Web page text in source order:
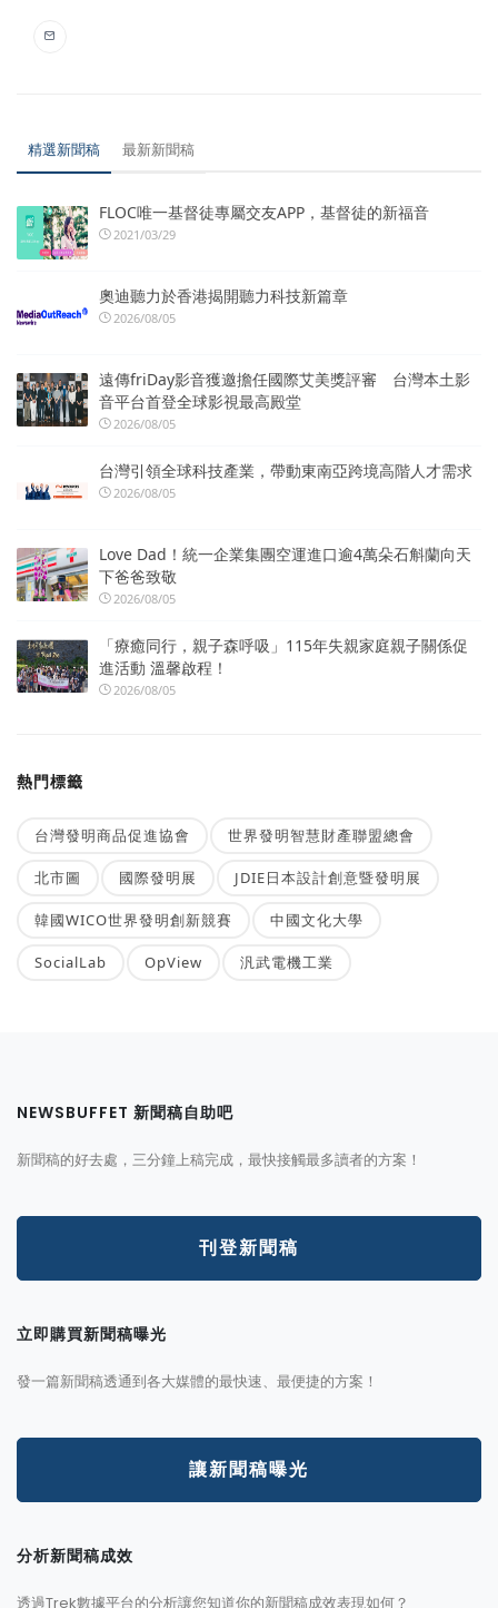
精選新聞稿 最新新聞稿
FLOC唯一基督徒專屬交友APP，基督徒的新福音
2021/03/29
奧迪聽力於香港揭開聽力科技新篇章
2026/08/05
遠傳friDay影音獲邀擔任國際艾美獎評審 台灣本土影
音平台首登全球影視最高殿堂
2026/08/05
台灣引領全球科技產業，帶動東南亞跨境高階人才需求
2026/08/05
Love Dad！統一企業集團空運進口逾4萬朵石斛蘭向天
下爸爸致敬
2026/08/05
「療癒同行，親子森呼吸」115年失親家庭親子關係促
進活動 溫馨啟程！
2026/08/05
熱門標籤
台灣發明商品促進協會 世界發明智慧財產聯盟總會
北市圖 國際發明展 JDIE日本設計創意暨發明展
韓國WICO世界發明創新競賽 中國文化大學
SocialLab OpView 汎武電機工業
NEWSBUFFET 新聞稿自助吧
新聞稿的好去處，三分鐘上稿完成，最快接觸最多讀者的方案！
刊登新聞稿
立即購買新聞稿曝光
發一篇新聞稿透通到各大媒體的最快速、最便捷的方案！
讓新聞稿曝光
分析新聞稿成效
透過Trek數據平台的分析讓您知道你的新聞稿成效表現如何？